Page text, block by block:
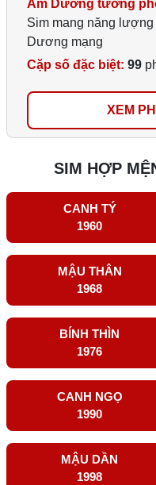
Âm Dương tương
Sim mang năng lượng
Dương mạng
Cặp số đặc biệt: 99
SIM HỢP
CANH TÝ
1960
MẬU THÂN
1968
BÍNH THÌN
1976
CANH NGỌ
1990
MẬU DẦN
1998